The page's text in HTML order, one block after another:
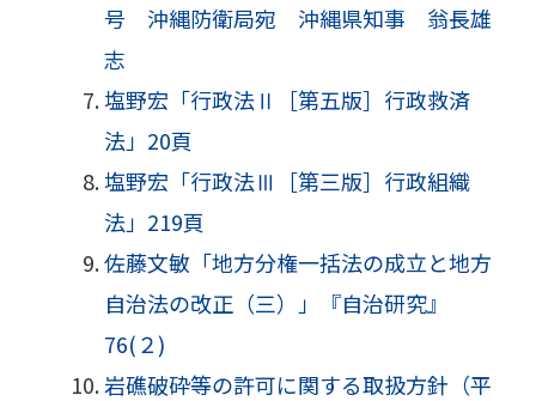
号 沖縄防衛局宛 沖縄県知事 翁長雄
志
塩野宏「行政法Ⅱ［第五版］行政救済
法」20頁
塩野宏「行政法Ⅲ［第三版］行政組織
法」219頁
佐藤文敏「地方分権一括法の成立と地方
自治法の改正（三）」『自治研究』
76(２)
岩礁破砕等の許可に関する取扱方針（平